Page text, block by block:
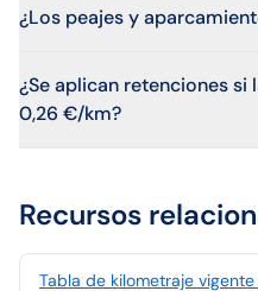
¿Los peajes y
¿Se aplican retenciones si
0,26 €/km?
Recursos
Tabla de kilometraje vigente